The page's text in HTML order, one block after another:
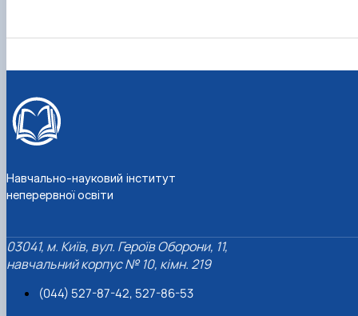
Навчально-науковий інститут
неперервної освіти
03041, м. Київ, вул. Героїв Оборони, 11,
навчальний корпус № 10, кімн. 219
(044) 527-87-42, 527-86-53